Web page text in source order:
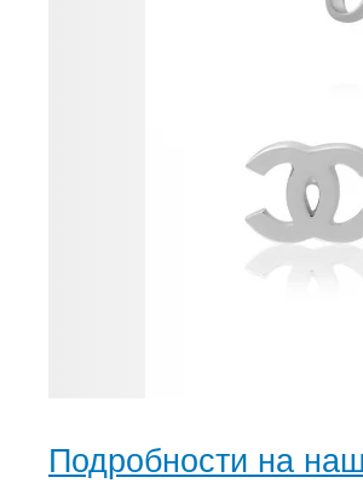
Подробности на